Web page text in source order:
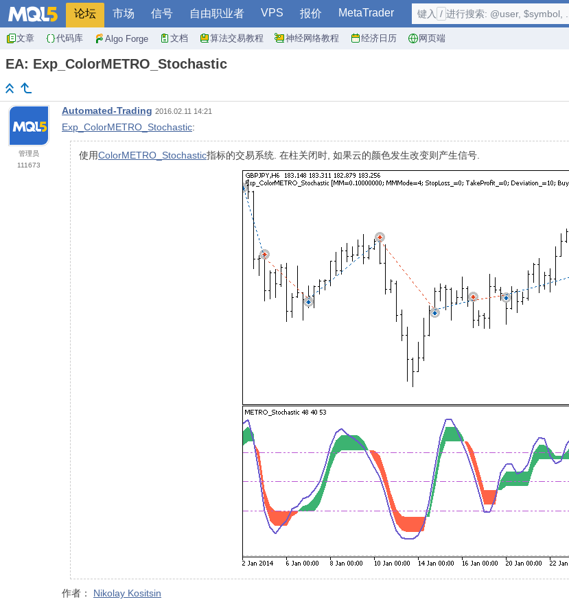
论坛 市场 信号 自由职业者 VPS 报价 MetaTrader
文章 代码库 Algo Forge 文档 算法交易教程 神经网络教程 经济日历 网页端
键入 / 进行搜索: @user, $symbol, ...
EA: Exp_ColorMETRO_Stochastic
管理员
111673
Automated-Trading 2016.02.11 14:21
Exp_ColorMETRO_Stochastic:
使用ColorMETRO_Stochastic指标的交易系统. 在柱关闭时, 如果云的颜色发生改变则产生信号.
作者： Nikolay Kositsin